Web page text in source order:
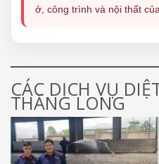
ở, công trình và nội thất
CÁC DỊCH VỤ
THĂNG LONG